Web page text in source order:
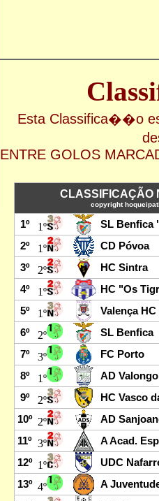
Esta Classifica��o
ENTRE GOLOS